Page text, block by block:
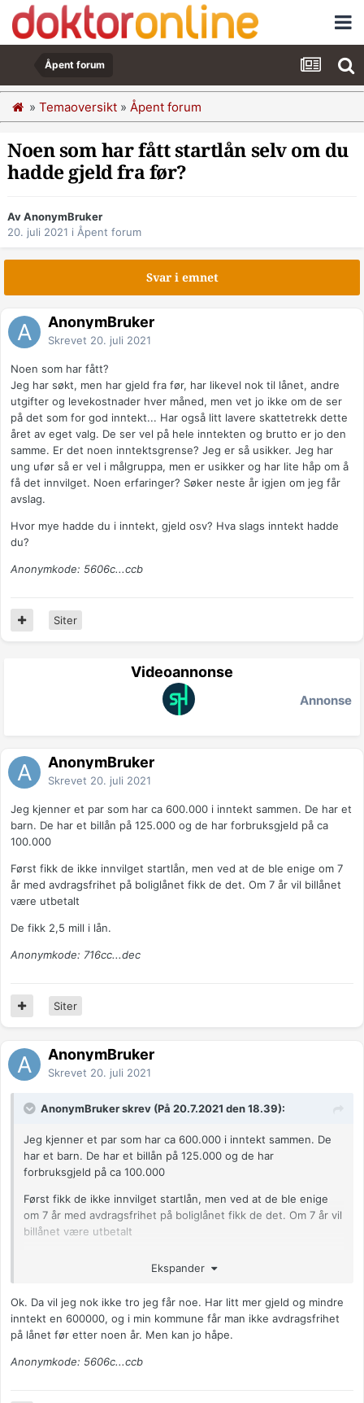
Åpent forum
» Temaoversikt » Åpent forum
Noen som har fått startlån selv om du
hadde gjeld fra før?
Av AnonymBruker
20. juli 2021 i Åpent forum
Svar i emnet
AnonymBruker
Skrevet 20. juli 2021
Noen som har fått?
Jeg har søkt, men har gjeld fra før, har likevel nok til lånet, andre
utgifter og levekostnader hver måned, men vet jo ikke om de ser
på det som for god inntekt... Har også litt lavere skattetrekk dette
året av eget valg. De ser vel på hele inntekten og brutto er jo den
samme. Er det noen inntektsgrense? Jeg er så usikker. Jeg har
ung ufør så er vel i målgruppa, men er usikker og har lite håp om å
få det innvilget. Noen erfaringer? Søker neste år igjen om jeg får
avslag.
Hvor mye hadde du i inntekt, gjeld osv? Hva slags inntekt hadde
du?
Anonymkode: 5606c...ccb
Siter
Videoannonse
Annonse
AnonymBruker
Skrevet 20. juli 2021
Jeg kjenner et par som har ca 600.000 i inntekt sammen. De har et
barn. De har et billån på 125.000 og de har forbruksgjeld på ca
100.000
Først fikk de ikke innvilget startlån, men ved at de ble enige om 7
år med avdragsfrihet på boliglånet fikk de det. Om 7 år vil billånet
være utbetalt
De fikk 2,5 mill i lån.
Anonymkode: 716cc...dec
Siter
AnonymBruker
Skrevet 20. juli 2021
AnonymBruker skrev (På 20.7.2021 den 18.39):
Jeg kjenner et par som har ca 600.000 i inntekt sammen. De
har et barn. De har et billån på 125.000 og de har
forbruksgjeld på ca 100.000
Først fikk de ikke innvilget startlån, men ved at de ble enige
om 7 år med avdragsfrihet på boliglånet fikk de det. Om 7 år vil
billånet være utbetalt
Ekspander
Ok. Da vil jeg nok ikke tro jeg får noe. Har litt mer gjeld og mindre
inntekt en 600000, og i min kommune får man ikke avdragsfrihet
på lånet før etter noen år. Men kan jo håpe.
Anonymkode: 5606c...ccb